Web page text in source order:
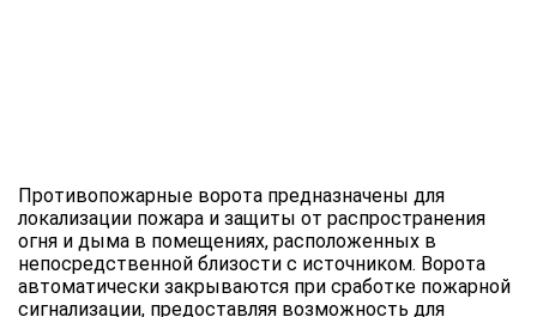
Противопожарные ворота предназначены для
локализации пожара и защиты от распространения
огня и дыма в помещениях, расположенных в
непосредственной близости с источником. Ворота
автоматически закрываются при сработке пожарной
сигнализации, предоставляя возможность для